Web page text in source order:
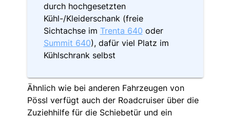
durch hochgesetzten
Kühl-/Kleiderschank (freie
Sichtachse im Trenta 640 oder
Summit 640), dafür viel Platz im
Kühlschrank selbst
Ähnlich wie bei anderen Fahrzeugen von
Pössl verfügt auch der Roadcruiser über die
Zuziehhilfe für die Schiebetür und ein